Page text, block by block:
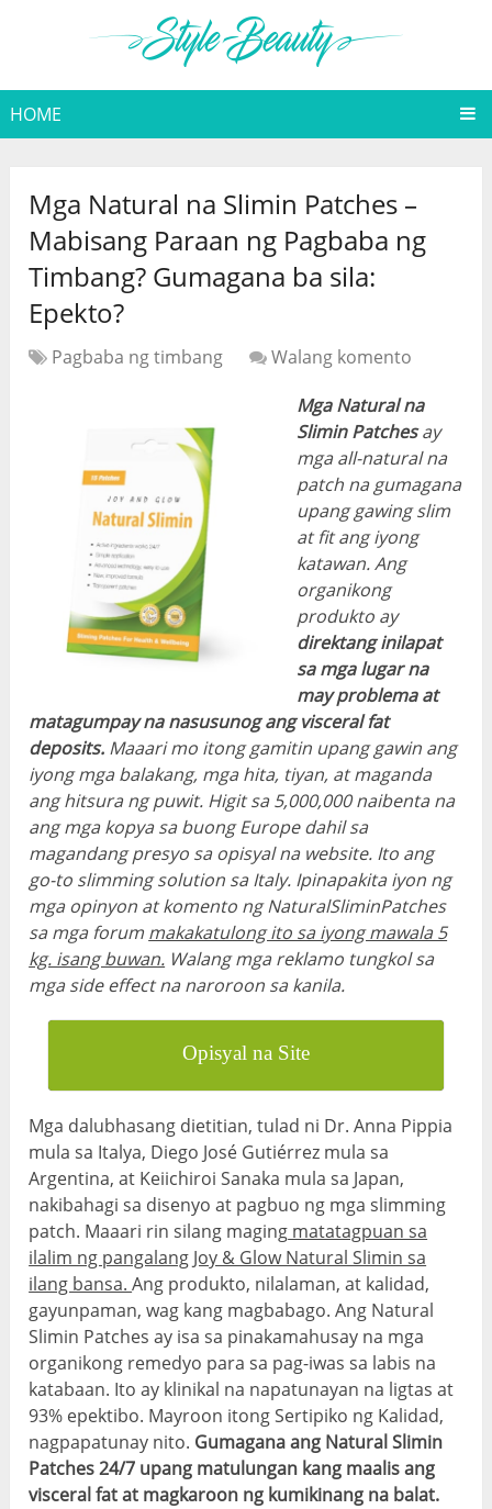
HOME
Mga Natural na Slimin Patches –
Mabisang Paraan ng Pagbaba ng
Timbang? Gumagana ba sila:
Epekto?
Pagbaba ng timbang
Walang komento
Mga Natural na
Slimin Patchesay
mga all-natural na
patch na gumagana
upang gawing slim
at fit ang iyong
katawan. Ang
organikong
produkto ay
direktang inilapat
sa mga lugar na
may problema at
matagumpay na nasusunog ang visceral fat
deposits. Maaari mo itong gamitin upang gawin ang
iyong mga balakang, mga hita, tiyan, at maganda
ang hitsura ng puwit. Higit sa 5,000,000 naibenta na
ang mga kopya sa buong Europe dahil sa
magandang presyo sa opisyal na website. Ito ang
go-to slimming solution sa Italy. Ipinapakita iyon ng
mga opinyon at komento ng NaturalSliminPatches
sa mga forum makakatulong ito sa iyong mawala 5
kg. isang buwan. Walang mga reklamo tungkol sa
mga side effect na naroroon sa kanila.
Opisyal na Site
Mga dalubhasang dietitian, tulad ni Dr. Anna Pippia
mula sa Italya, Diego José Gutiérrez mula sa
Argentina, at Keiichiroi Sanaka mula sa Japan,
nakibahagi sa disenyo at pagbuo ng mga slimming
patch. Maaari rin silang maging matatagpuan sa
ilalim ng pangalang Joy & Glow Natural Slimin sa
ilang bansa.Ang produkto, nilalaman, at kalidad,
gayunpaman, wag kang magbabago. Ang Natural
Slimin Patches ay isa sa pinakamahusay na mga
organikong remedyo para sa pag-iwas sa labis na
katabaan. Ito ay klinikal na napatunayan na ligtas at
93% epektibo. Mayroon itong Sertipiko ng Kalidad,
nagpapatunay nito. Gumagana ang Natural Slimin
Patches 24/7 upang matulungan kang maalis ang
visceral fat at magkaroon ng kumikinang na balat.